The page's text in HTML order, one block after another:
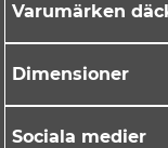
Varumärken
Dimensioner
Sociala medier